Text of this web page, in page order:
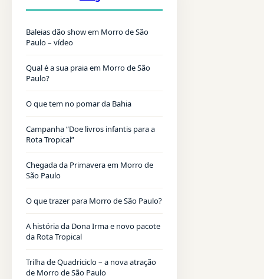
Baleias dão show em Morro de São
Paulo – vídeo
Qual é a sua praia em Morro de São
Paulo?
O que tem no pomar da Bahia
Campanha “Doe livros infantis para a
Rota Tropical”
Chegada da Primavera em Morro de
São Paulo
O que trazer para Morro de São Paulo?
A história da Dona Irma e novo pacote
da Rota Tropical
Trilha de Quadriciclo – a nova atração
de Morro de São Paulo